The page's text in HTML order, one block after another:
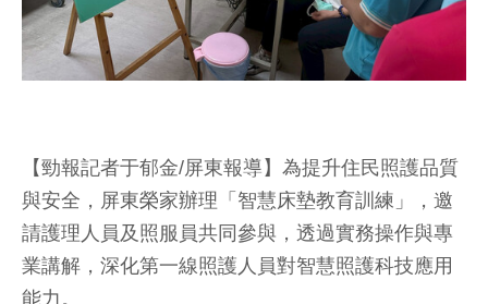
【勁報記者于郁金/屏東報導】為提升住民照護品質
與安全，屏東榮家辦理「智慧床墊教育訓練」，邀
請護理人員及照服員共同參與，透過實務操作與專
業講解，深化第一線照護人員對智慧照護科技應用
能力。